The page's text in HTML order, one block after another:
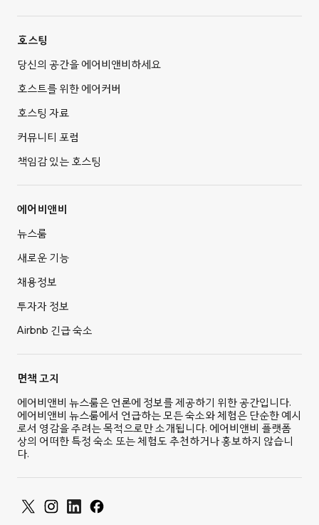
호스팅
당신의 공간을 에어비앤비하세요
호스트를 위한 에어커버
호스팅 자료
커뮤니티 포럼
책임감 있는 호스팅
에어비앤비
뉴스룸
새로운 기능
채용정보
투자자 정보
Airbnb 긴급 숙소
면책 고지
에어비앤비 뉴스룸은 언론에 정보를 제공하기 위한 공간입니다.
에어비앤비 뉴스룸에서 언급하는 모든 숙소와 체험은 단순한 예시
로서 영감을 주려는 목적으로만 소개됩니다. 에어비앤비 플랫폼
상의 어떠한 특정 숙소 또는 체험도 추천하거나 홍보하지 않습니
다.